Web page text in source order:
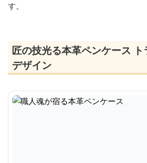
す。
匠の技光る本革ペンケース
デザイン